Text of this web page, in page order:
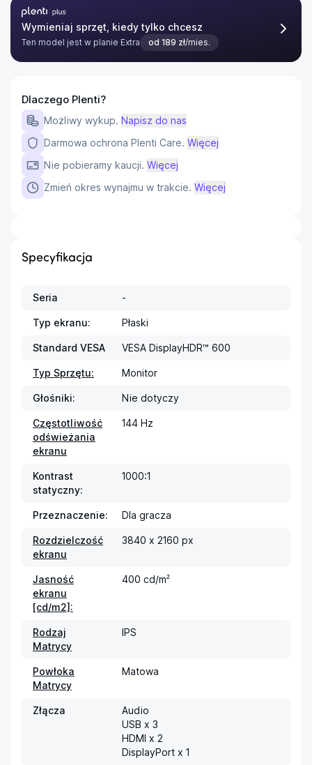
Plenti Plus
Wymieniaj sprzęt, kiedy tylko chcesz
Ten model jest w planie Extra od 189 zł/mies.
Dlaczego Plenti?
Możliwy wykup. Napisz do nas
Darmowa ochrona Plenti Care. Więcej
Nie pobieramy kaucji. Więcej
Zmień okres wynajmu w trakcie. Więcej
Specyfikacja
Seria -
Typ ekranu: Płaski
Standard VESA VESA DisplayHDR™ 600
Typ Sprzętu: Monitor
Głośniki: Nie dotyczy
Częstotliwość
odświeżania
ekranu
144 Hz
Kontrast
statyczny:
1000:1
Przeznaczenie: Dla gracza
Rozdzielczość
ekranu
3840 x 2160 px
Jasność
ekranu
[cd/m2]:
400 cd/m²
Rodzaj
Matrycy
IPS
Powłoka
Matrycy
Matowa
Złącza
Audio
USB x 3
HDMI x 2
DisplayPort x 1